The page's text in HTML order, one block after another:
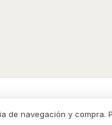
EXTERIOR CÓMO
de navegación y compra.